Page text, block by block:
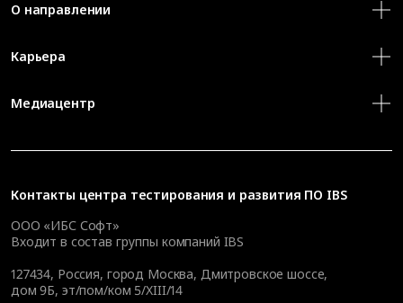
Контакты центра тестирования и развития ПО IBS
ООО «ИБС Софт»
Входит в состав группы компаний IBS
127434, Россия, город Москва, Дмитровское шоссе,
дом 9Б, эт/пом/ком 5/XIII/14
О направлении
Карьера
Медиацентр